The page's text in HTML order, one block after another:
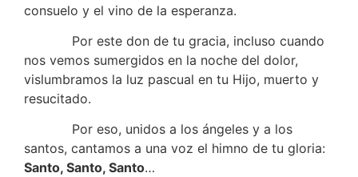
consuelo y el vino de la esperanza.
Por este don de tu gracia, incluso cuando
nos vemos sumergidos en la noche del dolor,
vislumbramos la luz pascual en tu Hijo, muerto y
resucitado.
Por eso, unidos a los ángeles y a los
santos, cantamos a una voz el himno de tu gloria:
Santo, Santo, Santo…